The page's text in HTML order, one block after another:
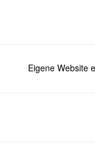
Eigene Website